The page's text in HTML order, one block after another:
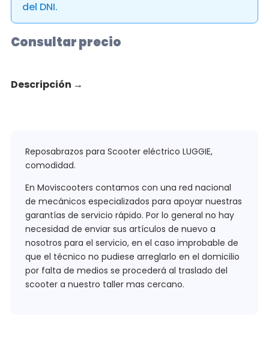
del DNI.
Consultar precio
Descripción →
Reposabrazos para Scooter eléctrico LUGGIE,
comodidad.
En Moviscooters contamos con una red nacional
de mecánicos especializados para apoyar nuestras
garantías de servicio rápido. Por lo general no hay
necesidad de enviar sus artículos de nuevo a
nosotros para el servicio, en el caso improbable de
que el técnico no pudiese arreglarlo en el domicilio
por falta de medios se procederá al traslado del
scooter a nuestro taller mas cercano.